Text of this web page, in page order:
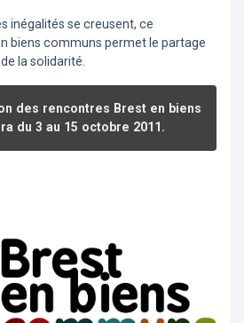
inégalités se creusent, ce
biens communs permet le partage
la solidarité.
des rencontres Brest en biens
du 3 au 15 octobre 2011.